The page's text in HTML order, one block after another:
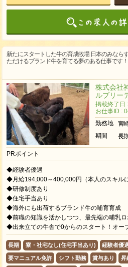
新たにスタートした牛の育成牧場 日本のみなら
ただけるブランド牛を育てる夢のある仕事です！
株式会社
ルブリー
掲載終了日
お仕事ID :
勤務地
宮
期間
長
PRポイント
◆経験者優遇
◆月給194,000～400,000円（本人のスキルに
◆研修制度あり
◆住宅手当あり
◆海外にも出荷するブランド牛の哺育育成
◆前職の知識を活かしつつ、最先端の哺乳
◆出来立ての牛舎で0からのスタート！オー
長期 寮・社宅なし(住宅手当あり) 経験者優
要マニュアル免許 シフト勤務 賞与あり 昇